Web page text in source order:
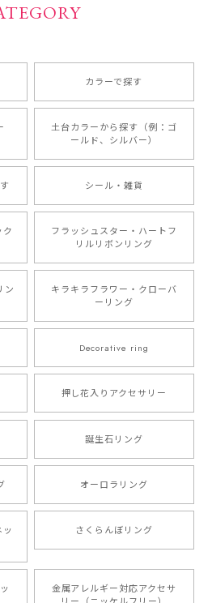
カラーで探す
土台カラーから探す（例：ゴ
ールド、シルバー）
シール・雑貨
フラッシュスター・ハートフ
リルリボンリング
ン
キラキラフラワー・クローバ
ーリング
Decorative ring
押し花入りアクセサリー
誕生石リング
オーロラリング
さくらんぼリング
金属アレルギー対応アクセサ